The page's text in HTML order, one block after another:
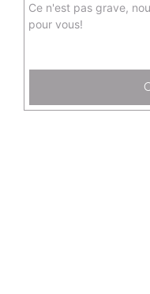
Mk24 -
Ce n'est pas grave,
pour vous!